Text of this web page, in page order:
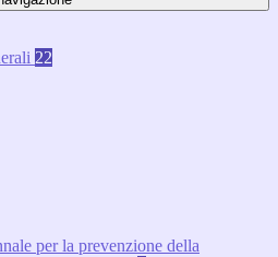
22
per la prevenzione della